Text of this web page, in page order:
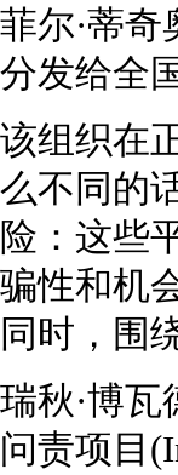
菲尔·蒂奇
分发给全
该组织在
么不同的
险：这些
骗性和机
同时，围
瑞秋·博瓦
问责项目